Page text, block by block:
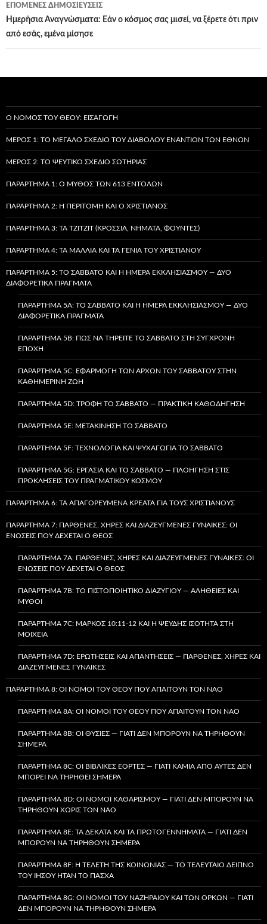
ΕΠΌΜΕΝΕΣ ΔΗΜΟΣΙΕΎΣΕΙΣ
Ημερήσια Αναγνώσματα: Εάν ο κόσμος σας μισεί, να ξέρετε ότι πριν
από εσάς, εμένα μίσησε
Ο ΝΌΜΟΣ ΤΟΥ ΘΕΟΎ: ΕΙΣΑΓΩΓΉ
ΜΈΡΟΣ 1: ΤΟ ΜΕΓΆΛΟ ΣΧΈΔΙΟ ΤΟΥ ΔΙΑΒΌΛΟΥ ΕΝΑΝΤΊΟΝ ΤΩΝ ΕΘΝΏΝ
ΜΈΡΟΣ 2: ΤΟ ΨΕΎΤΙΚΟ ΣΧΈΔΙΟ ΣΩΤΗΡΊΑΣ
ΠΑΡΆΡΤΗΜΑ 1: Ο ΜΎΘΟΣ ΤΩΝ 613 ΕΝΤΟΛΏΝ
ΠΑΡΆΡΤΗΜΑ 2: Η ΠΕΡΙΤΟΜΉ ΚΑΙ Ο ΧΡΙΣΤΙΑΝΌΣ
ΠΑΡΆΡΤΗΜΑ 3: ΤΑ TZITZIT (ΚΡΌΣΣΙΑ, ΝΉΜΑΤΑ, ΦΟΎΝΤΕΣ)
ΠΑΡΆΡΤΗΜΑ 4: ΤΑ ΜΑΛΛΙΆ ΚΑΙ ΤΑ ΓΈΝΙΑ ΤΟΥ ΧΡΙΣΤΙΑΝΟΎ
ΠΑΡΆΡΤΗΜΑ 5: ΤΟ ΣΆΒΒΑΤΟ ΚΑΙ Η ΗΜΈΡΑ ΕΚΚΛΗΣΙΑΣΜΟΎ — ΔΎΟ
ΔΙΑΦΟΡΕΤΙΚΆ ΠΡΆΓΜΑΤΑ
ΠΑΡΆΡΤΗΜΑ 5A: ΤΟ ΣΆΒΒΑΤΟ ΚΑΙ Η ΗΜΈΡΑ ΕΚΚΛΗΣΙΑΣΜΟΎ — ΔΎΟ
ΔΙΑΦΟΡΕΤΙΚΆ ΠΡΆΓΜΑΤΑ
ΠΑΡΆΡΤΗΜΑ 5B: ΠΏΣ ΝΑ ΤΗΡΕΊΤΕ ΤΟ ΣΆΒΒΑΤΟ ΣΤΗ ΣΎΓΧΡΟΝΗ
ΕΠΟΧΉ
ΠΑΡΆΡΤΗΜΑ 5C: ΕΦΑΡΜΟΓΉ ΤΩΝ ΑΡΧΏΝ ΤΟΥ ΣΑΒΒΆΤΟΥ ΣΤΗΝ
ΚΑΘΗΜΕΡΙΝΉ ΖΩΉ
ΠΑΡΆΡΤΗΜΑ 5D: ΤΡΟΦΉ ΤΟ ΣΆΒΒΑΤΟ — ΠΡΑΚΤΙΚΉ ΚΑΘΟΔΉΓΗΣΗ
ΠΑΡΆΡΤΗΜΑ 5E: ΜΕΤΑΚΊΝΗΣΗ ΤΟ ΣΆΒΒΑΤΟ
ΠΑΡΆΡΤΗΜΑ 5F: ΤΕΧΝΟΛΟΓΊΑ ΚΑΙ ΨΥΧΑΓΩΓΊΑ ΤΟ ΣΆΒΒΑΤΟ
ΠΑΡΆΡΤΗΜΑ 5G: ΕΡΓΑΣΊΑ ΚΑΙ ΤΟ ΣΆΒΒΑΤΟ — ΠΛΟΉΓΗΣΗ ΣΤΙΣ
ΠΡΟΚΛΉΣΕΙΣ ΤΟΥ ΠΡΑΓΜΑΤΙΚΟΎ ΚΌΣΜΟΥ
ΠΑΡΆΡΤΗΜΑ 6: ΤΑ ΑΠΑΓΟΡΕΥΜΈΝΑ ΚΡΈΑΤΑ ΓΙΑ ΤΟΥΣ ΧΡΙΣΤΙΑΝΟΎΣ
ΠΑΡΆΡΤΗΜΑ 7: ΠΑΡΘΈΝΕΣ, ΧΉΡΕΣ ΚΑΙ ΔΙΑΖΕΥΓΜΈΝΕΣ ΓΥΝΑΊΚΕΣ: ΟΙ
ΕΝΏΣΕΙΣ ΠΟΥ ΔΈΧΕΤΑΙ Ο ΘΕΌΣ
ΠΑΡΆΡΤΗΜΑ 7A: ΠΑΡΘΈΝΕΣ, ΧΉΡΕΣ ΚΑΙ ΔΙΑΖΕΥΓΜΈΝΕΣ ΓΥΝΑΊΚΕΣ: ΟΙ
ΕΝΏΣΕΙΣ ΠΟΥ ΔΈΧΕΤΑΙ Ο ΘΕΌΣ
ΠΑΡΆΡΤΗΜΑ 7B: ΤΟ ΠΙΣΤΟΠΟΙΗΤΙΚΌ ΔΙΑΖΥΓΊΟΥ — ΑΛΉΘΕΙΕΣ ΚΑΙ
ΜΎΘΟΙ
ΠΑΡΆΡΤΗΜΑ 7C: ΜΆΡΚΟΣ 10:11-12 ΚΑΙ Η ΨΕΥΔΉΣ ΙΣΌΤΗΤΑ ΣΤΗ
ΜΟΙΧΕΊΑ
ΠΑΡΆΡΤΗΜΑ 7D: ΕΡΩΤΉΣΕΙΣ ΚΑΙ ΑΠΑΝΤΉΣΕΙΣ — ΠΑΡΘΈΝΕΣ, ΧΉΡΕΣ ΚΑΙ
ΔΙΑΖΕΥΓΜΈΝΕΣ ΓΥΝΑΊΚΕΣ
ΠΑΡΆΡΤΗΜΑ 8: ΟΙ ΝΌΜΟΙ ΤΟΥ ΘΕΟΎ ΠΟΥ ΑΠΑΙΤΟΎΝ ΤΟΝ ΝΑΌ
ΠΑΡΆΡΤΗΜΑ 8A: ΟΙ ΝΌΜΟΙ ΤΟΥ ΘΕΟΎ ΠΟΥ ΑΠΑΙΤΟΎΝ ΤΟΝ ΝΑΌ
ΠΑΡΆΡΤΗΜΑ 8B: ΟΙ ΘΥΣΊΕΣ — ΓΙΑΤΊ ΔΕΝ ΜΠΟΡΟΎΝ ΝΑ ΤΗΡΗΘΟΎΝ
ΣΉΜΕΡΑ
ΠΑΡΆΡΤΗΜΑ 8C: ΟΙ ΒΙΒΛΙΚΈΣ ΕΟΡΤΈΣ — ΓΙΑΤΊ ΚΑΜΊΑ ΑΠΌ ΑΥΤΈΣ ΔΕΝ
ΜΠΟΡΕΊ ΝΑ ΤΗΡΗΘΕΊ ΣΉΜΕΡΑ
ΠΑΡΆΡΤΗΜΑ 8D: ΟΙ ΝΌΜΟΙ ΚΑΘΑΡΙΣΜΟΎ — ΓΙΑΤΊ ΔΕΝ ΜΠΟΡΟΎΝ ΝΑ
ΤΗΡΗΘΟΎΝ ΧΩΡΊΣ ΤΟΝ ΝΑΌ
ΠΑΡΆΡΤΗΜΑ 8E: ΤΑ ΔΈΚΑΤΑ ΚΑΙ ΤΑ ΠΡΩΤΟΓΕΝΝΉΜΑΤΑ — ΓΙΑΤΊ ΔΕΝ
ΜΠΟΡΟΎΝ ΝΑ ΤΗΡΗΘΟΎΝ ΣΉΜΕΡΑ
ΠΑΡΆΡΤΗΜΑ 8F: Η ΤΕΛΕΤΉ ΤΗΣ ΚΟΙΝΩΝΊΑΣ — ΤΟ ΤΕΛΕΥΤΑΊΟ ΔΕΊΠΝΟ
ΤΟΥ ΙΗΣΟΎ ΉΤΑΝ ΤΟ ΠΆΣΧΑ
ΠΑΡΆΡΤΗΜΑ 8G: ΟΙ ΝΌΜΟΙ ΤΟΥ ΝΑΖΗΡΑΊΟΥ ΚΑΙ ΤΩΝ ΌΡΚΩΝ — ΓΙΑΤΊ
ΔΕΝ ΜΠΟΡΟΎΝ ΝΑ ΤΗΡΗΘΟΎΝ ΣΉΜΕΡΑ